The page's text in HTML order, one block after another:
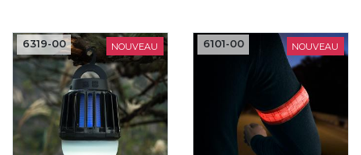
NOUVEAU
6319-00 NOUVEAU
6101-00